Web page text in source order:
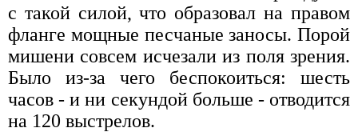
с такой силой, что образовал на правом
фланге мощные песчаные заносы. Порой
мишени совсем исчезали из поля зрения.
Было из-за чего беспокоиться: шесть
часов - и ни секундой больше - отводится
на 120 выстрелов.